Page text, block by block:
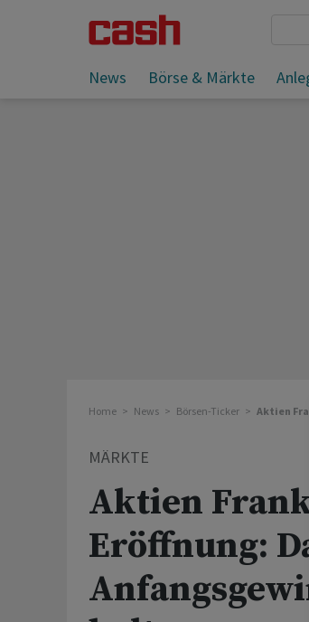
News Börse & Märkte
Sie lesen:
Home News Börsen-Ticker Aktien
MÄRKTE
Aktien
Eröffnung: